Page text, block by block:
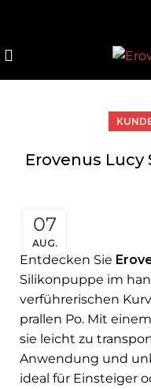
Erovenus
07
AUG.
Entdecken Sie
Silikonpuppe im
verführerischen
prallen Po. Mit
sie leicht zu
Anwendung und
ideal für Einsteiger